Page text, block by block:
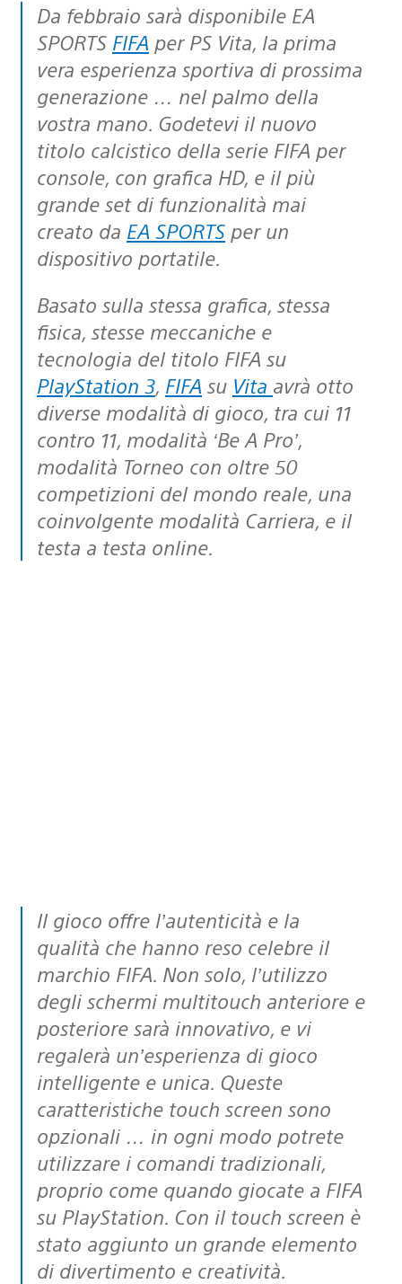
Da febbraio sarà disponibile EA
SPORTS FIFA per PS Vita, la prima
vera esperienza sportiva di prossima
generazione … nel palmo della
vostra mano. Godetevi il nuovo
titolo calcistico della serie FIFA per
console, con grafica HD, e il più
grande set di funzionalità mai
creato da EA SPORTS per un
dispositivo portatile.
Basato sulla stessa grafica, stessa
fisica, stesse meccaniche e
tecnologia del titolo FIFA su
PlayStation 3, FIFA su Vita avrà otto
diverse modalità di gioco, tra cui 11
contro 11, modalità ‘Be A Pro’,
modalità Torneo con oltre 50
competizioni del mondo reale, una
coinvolgente modalità Carriera, e il
testa a testa online.
Il gioco offre l’autenticità e la
qualità che hanno reso celebre il
marchio FIFA. Non solo, l’utilizzo
degli schermi multitouch anteriore e
posteriore sarà innovativo, e vi
regalerà un’esperienza di gioco
intelligente e unica. Queste
caratteristiche touch screen sono
opzionali … in ogni modo potrete
utilizzare i comandi tradizionali,
proprio come quando giocate a FIFA
su PlayStation. Con il touch screen è
stato aggiunto un grande elemento
di divertimento e creatività.